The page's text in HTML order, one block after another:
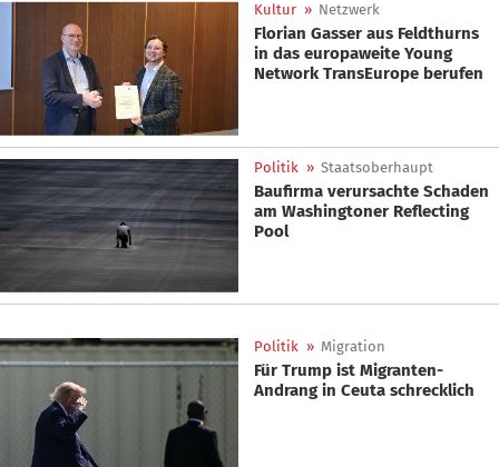
Kultur » Netzwerk
Florian Gasser aus Feldthurns
in das europaweite Young
Network TransEurope berufen
Politik » Staatsoberhaupt
Baufirma verursachte Schaden
am Washingtoner Reflecting
Pool
Politik » Migration
Für Trump ist Migranten-
Andrang in Ceuta schrecklich